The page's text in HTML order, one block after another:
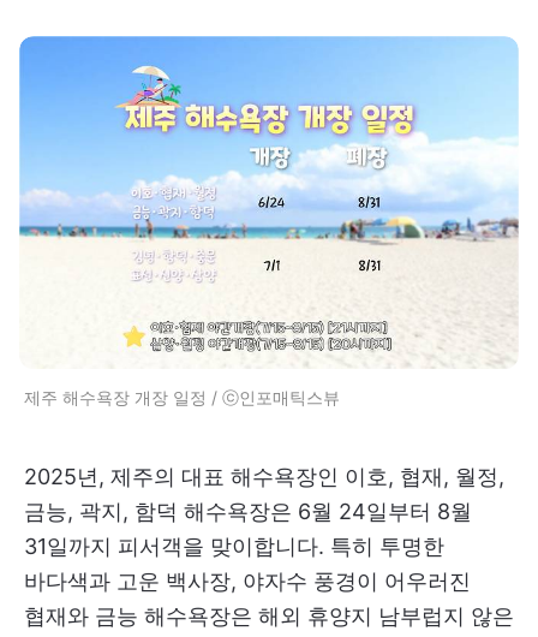
제주 해수욕장 개장 일정 / ⓒ인포매틱스뷰
2025년, 제주의 대표 해수욕장인 이호, 협재, 월정,
금능, 곽지, 함덕 해수욕장은 6월 24일부터 8월
31일까지 피서객을 맞이합니다. 특히 투명한
바다색과 고운 백사장, 야자수 풍경이 어우러진
협재와 금능 해수욕장은 해외 휴양지 남부럽지 않은